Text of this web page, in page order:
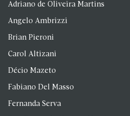
Adriano de Oliveira Martins
Angelo Ambrizzi
Brian Pieroni
Carol Altizani
Décio Mazeto
Fabiano Del Masso
Fernanda Serva